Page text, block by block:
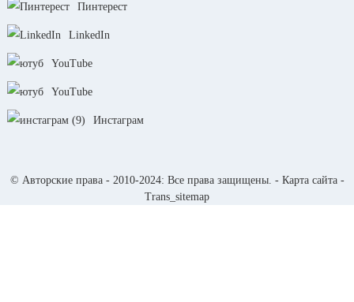
Пинтерест
LinkedIn
YouTube
YouTube
Инстаграм
© Авторские права - 2010-2024: Все права защищены. - Карта сайта-
Trans_sitemap